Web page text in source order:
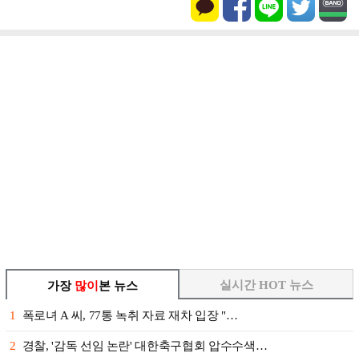
가장 많이 본 뉴스
1 폭로녀 A 씨, 77통 녹취 자료 재차 입장 "…
2 경찰, '감독 선임 논란' 대한축구협회 압수수색…
실시간 HOT 뉴스